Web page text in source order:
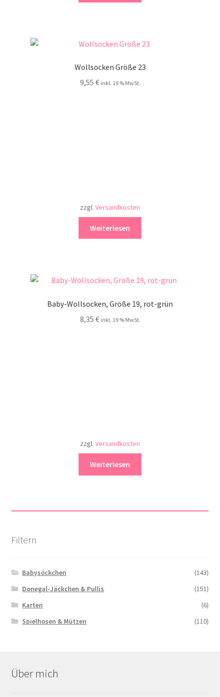
Wollsocken Größe 23
9,55 € inkl. 19 % MwSt.
zzgl. Versandkosten
Weiterlesen
Baby-Wollsocken, Größe 19, rot-grün
8,35 € inkl. 19 % MwSt.
zzgl. Versandkosten
Weiterlesen
Filtern
Babysöckchen
(143)
Donegal-Jäckchen & Pullis
(151)
Karten
(6)
Spielhosen & Mützen
(110)
Über mich